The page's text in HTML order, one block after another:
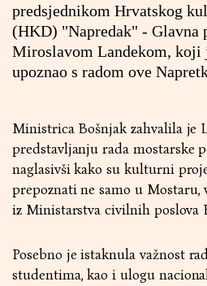
predsjednikom Hrvatskog
(HKD) "Napredak" - Glavna
Miroslavom Landekom,
upoznao s radom ove
Ministrica Bošnjak zahvalila je
predstavljanju rada mostarske
naglasivši kako su kulturni
prepoznati ne samo u Mostaru,
iz Ministarstva civilnih poslova
Posebno je istaknula važnost
studentima, kao i ulogu